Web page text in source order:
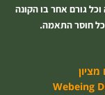
גורם אחר בו הקונה
חוסר התאמה.
מציון
Webeing